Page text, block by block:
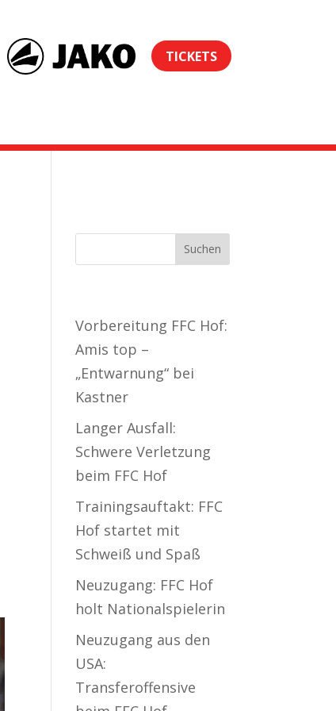
TICKETS
Vorbereitung FFC Hof:
Amis top –
„Entwarnung“ bei
Kastner
Langer Ausfall:
Schwere Verletzung
beim FFC Hof
Trainingsauftakt: FFC
Hof startet mit
Schweiß und Spaß
Neuzugang: FFC Hof
holt Nationalspielerin
Neuzugang aus den
USA:
Transferoffensive